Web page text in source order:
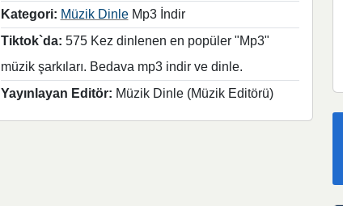
Kategori: Müzik DinleMp3 İndir
Tiktok`da: 575 Kez dinlenen en popüler "Mp3"
müzik şarkıları. Bedava mp3 indir ve dinle.
Yayınlayan Editör: Müzik Dinle (Müzik Editörü)